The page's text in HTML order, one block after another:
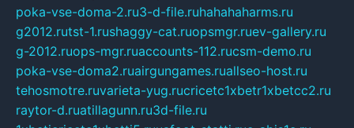
poka-vse-doma-2.ru3-d-file.ruhahahaharms.ru
g2012.rutst-1.rushaggy-cat.ruopsmgr.ruev-gallery.ru
g-2012.ruops-mgr.ruaccounts-112.rucsm-demo.ru
poka-vse-doma2.ruairgungames.ruallseo-host.ru
tehosmotre.ruvarieta-yug.rucricetc1xbetr1xbetcc2.ru
raytor-d.ruatillagunn.ru3d-file.ru